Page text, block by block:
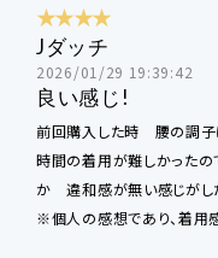
★★★★
Jダッチ
2026/01/29 19:39:42
良い感じ!
前回購入した時 腰の調
時間の着用が難しかった
か 違和感が無い感じがし
※個人の感想であり、着用